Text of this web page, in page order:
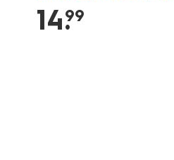
14.
99